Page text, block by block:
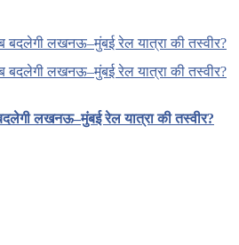
लखनऊ–मुंबई रेल यात्रा की तस्वीर?